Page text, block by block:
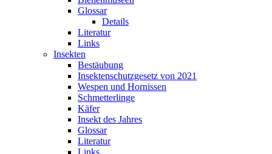
Glossar
Details
Literatur
Links
Insekten
Bestäubung
Insektenschutzgesetz von 2021
Wespen und Hornissen
Schmetterlinge
Käfer
Insekt des Jahres
Glossar
Literatur
Links